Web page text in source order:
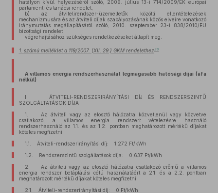
hatályon kívül helyezéséről szóló, 2009. július 13-i 714/2009/EK európai
parlamenti és tanácsi rendelet,
b) az átvitelirendszer-üzemeltetők közötti ellentételezések
mechanizmusára és az átviteli díjak szabályozásának közös elveire vonatkozó
iránymutatás megállapításáról szóló, 2010. szeptember 23-i 838/2010/EU
bizottsági rendelet
végrehajtásához szükséges rendelkezéseket állapít meg.
1. számú melléklet a 119/2007. (XII. 29.) GKM rendelethez26
A villamos energia rendszerhasználat legmagasabb hatósági díjai (áfa
nélkül)
I. ÁTVITELI-RENDSZERIRÁNYÍTÁSI DÍJ ÉS RENDSZERSZINTŰ
SZOLGÁLTATÁSOK DÍJA
1. Az átviteli vagy az elosztó hálózatra közvetlenül vagy közvetve
csatlakozó, a villamos energia rendszert vételezésre használó
rendszerhasználó az 1.1. és az 1.2. pontban meghatározott mértékű díjakat
köteles megfizetni:
1.1. Átviteli-rendszerirányítási díj: 1,272 Ft/kWh
1.2. Rendszerszintű szolgáltatások díja: 0,637 Ft/kWh
2. Az átviteli vagy az elosztó hálózatra csatlakozó erőmű a villamos
energia rendszer betáplálási célú használatáért a 2.1. és a 2.2. pontban
meghatározott mértékű díjakat köteles megfizetni:
2.1. Átviteli-rendszerirányítási díj: 0 Ft/kWh